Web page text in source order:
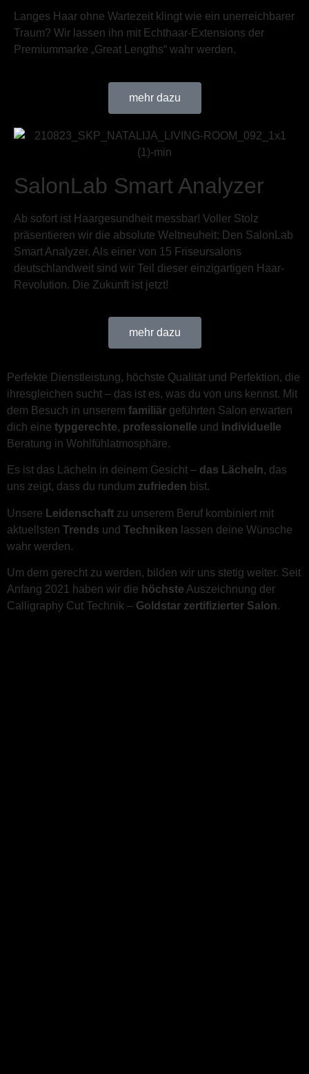
Langes Haar ohne Wartezeit klingt wie ein unerreichbarer
Traum? Wir lassen ihn mit Echthaar-Extensions der
Premiummarke „Great Lengths“ wahr werden.
mehr dazu
SalonLab Smart Analyzer
Ab sofort ist Haargesundheit messbar! Voller Stolz
präsentieren wir die absolute Weltneuheit: Den SalonLab
Smart Analyzer. Als einer von 15 Friseursalons
deutschlandweit sind wir Teil dieser einzigartigen Haar-
Revolution. Die Zukunft ist jetzt!
mehr dazu
Perfekte Dienstleistung, höchste Qualität und Perfektion, die
ihresgleichen sucht – das ist es, was du von uns kennst. Mit
dem Besuch in unserem familiär geführten Salon erwarten
dich eine typgerechte, professionelle und individuelle
Beratung in Wohlfühlatmosphäre.
Es ist das Lächeln in deinem Gesicht – das Lächeln, das
uns zeigt, dass du rundum zufrieden bist.
Unsere Leidenschaft zu unserem Beruf kombiniert mit
aktuellsten Trends und Techniken lassen deine Wünsche
wahr werden.
Um dem gerecht zu werden, bilden wir uns stetig weiter. Seit
Anfang 2021 haben wir die höchste Auszeichnung der
Calligraphy Cut Technik – Goldstar zertifizierter Salon.